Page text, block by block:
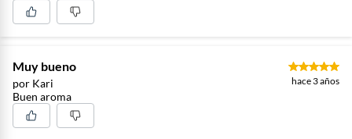
Muy bueno
por Kari hace 3 años
Buen aroma